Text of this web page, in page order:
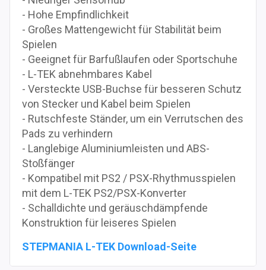
- Hohe Empfindlichkeit
- Großes Mattengewicht für Stabilität beim
Spielen
- Geeignet für Barfußlaufen oder Sportschuhe
- L-TEK abnehmbares Kabel
- Versteckte USB-Buchse für besseren Schutz
von Stecker und Kabel beim Spielen
- Rutschfeste Ständer, um ein Verrutschen des
Pads zu verhindern
- Langlebige Aluminiumleisten und ABS-
Stoßfänger
- Kompatibel mit PS2 / PSX-Rhythmusspielen
mit dem L-TEK PS2/PSX-Konverter
- Schalldichte und geräuschdämpfende
Konstruktion für leiseres Spielen
STEPMANIA L-TEK Download-Seite